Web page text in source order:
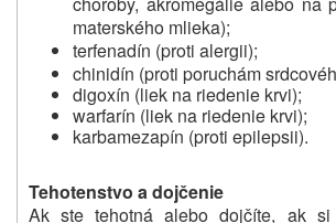
materského mlieka);
terfenadín (proti alergii);
chinidín (proti poruchám
digoxín (liek na riedenie krvi);
warfarín (liek na riedenie krvi);
karbamezapín (proti epilepsii).
Tehotenstvo a dojčenie
Ak ste tehotná alebo dojčíte, ak